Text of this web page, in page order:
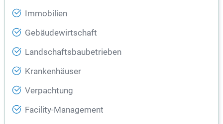
Immobilien
Gebäudewirtschaft
Landschaftsbaubetrieben
Krankenhäuser
Verpachtung
Facility-Management